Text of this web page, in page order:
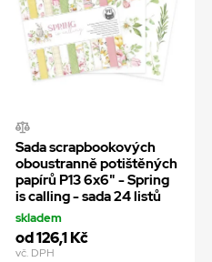
Sada scrapbookových
oboustranně potištěných
papírů P13 6x6" - Spring
is calling - sada 24 listů
skladem
od 126,1 Kč
vč. DPH